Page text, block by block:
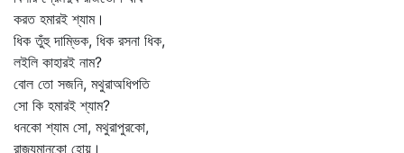
করত হমারই শ্যাম।
ধিক তুঁহু দাম্ভিক, ধিক রসনা ধিক,
লইলি কাহারই নাম?
বোল তো সজনি, মথুরাঅধিপতি
সো কি হমারই শ্যাম?
ধনকো শ্যাম সো, মথুরাপুরকো,
রাজ্যমানকো হোয়।